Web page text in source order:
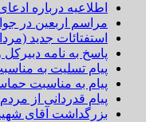
اطلاعیه درباره
مراسم اربعین در
استفتائات جدید (مرداد
پاسخ به نامه
پیام تسلیت به
پیام به مناسبت
پیام قدردانی از
بزرگداشت آقای